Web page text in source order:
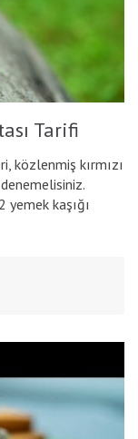
Tarifi
közlenmiş kırmızı
yemek kaşığı